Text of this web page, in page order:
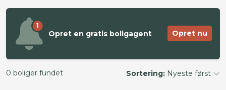
1
Opret en gratis boligagent Opret nu
0 boliger fundet Sortering: Nyeste først